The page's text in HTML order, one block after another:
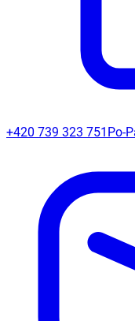
+420 739 323 751 Po-